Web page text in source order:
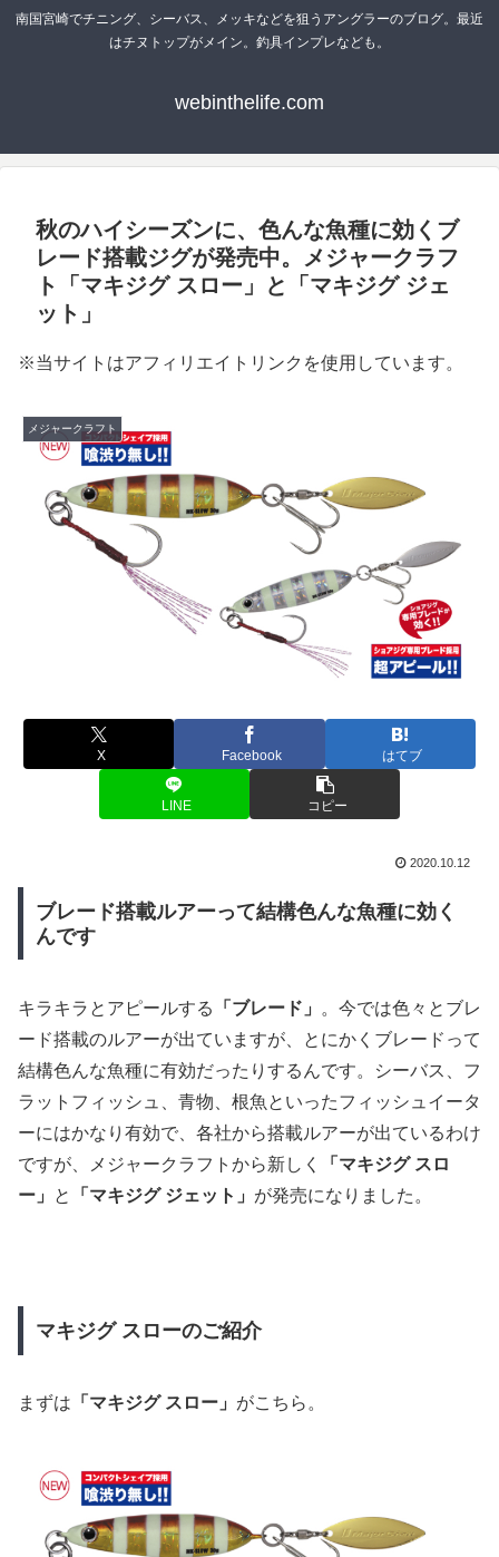
南国宮崎でチニング、シーバス、メッキなどを狙うアングラーのブログ。最近
はチヌトップがメイン。釣具インプレなども。
webinthelife.com
秋のハイシーズンに、色んな魚種に効くブ
レード搭載ジグが発売中。メジャークラフ
ト「マキジグ スロー」と「マキジグ ジェ
ット」
※当サイトはアフィリエイトリンクを使用しています。
メジャークラフト
X Facebook はてブ
LINE コピー
2020.10.12
ブレード搭載ルアーって結構色んな魚種に効く
んです
キラキラとアピールする 「ブレード」
。今では色々とブレ
ード搭載のルアーが出ていますが、とにかくブレードって
結構色んな魚種に有効だったりするんです。シーバス、フ
ラットフィッシュ、青物、根魚といったフィッシュイータ
ーにはかなり有効で、各社から搭載ルアーが出ているわけ
ですが、メジャークラフトから新しく
「マキジグ スロ
ー」
と 「マキジグ ジェット」 が発売になりました。
マキジグ スローのご紹介
まずは 「マキジグ スロー」 がこちら。